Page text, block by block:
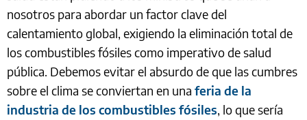
nosotros para abordar un factor clave del
calentamiento global, exigiendo la eliminación total de
los combustibles fósiles como imperativo de salud
pública. Debemos evitar el absurdo de que las cumbres
sobre el clima se conviertan en una feria de la
industria de los combustibles fósiles, lo que sería